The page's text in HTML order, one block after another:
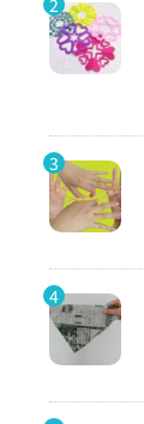
2
3
4